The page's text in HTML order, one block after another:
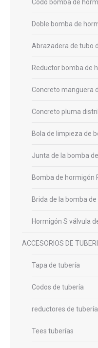
Codo bomba de
Doble bomba de
Abrazadera de tubo
Reductor bomba de
Concreto manguera
Concreto pluma
Bola de limpieza de
Junta de la bomba
Bomba de hormigón
Brida de la bomba
Hormigón S válvula
ACCESORIOS DE
Tapa de tubería
Codos de tubería
reductores de tubería
Tees tuberías